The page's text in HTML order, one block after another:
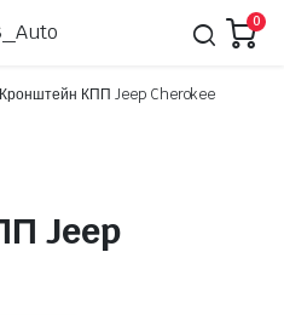
0
Кронштейн КПП Jeep Cherokee
Jeep